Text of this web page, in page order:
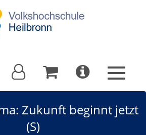
Zukunft beginnt jetzt
(S)